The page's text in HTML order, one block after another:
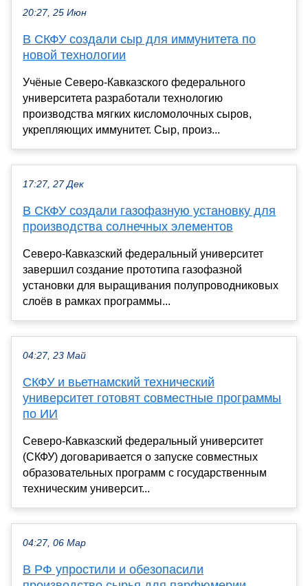
20:27, 25 Июн
В СКФУ создали сыр для иммунитета по
новой технологии
Учёные Северо-Кавказского федерального
университета разработали технологию
производства мягких кисломолочных сыров,
укрепляющих иммунитет. Сыр, произ...
17:27, 27 Дек
В СКФУ создали газофазную установку для
производства солнечных элементов
Северо-Кавказский федеральный университет
завершил создание прототипа газофазной
установки для выращивания полупроводниковых
слоёв в рамках программы...
04:27, 23 Май
СКФУ и вьетнамский технический
университет готовят совместные программы
по ИИ
Северо-Кавказский федеральный университет
(СКФУ) договаривается о запуске совместных
образовательных программ с государственным
техническим университ...
04:27, 06 Мар
В РФ упростили и обезопасили